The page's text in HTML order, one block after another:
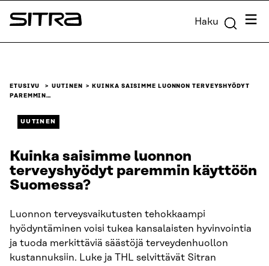
Siirry
suoraan
Sitra Haku
ETUSIVU UUTINEN
KUINKA SAISIMME LUONNON TERVEYSHYÖDYT
PAREMMIN…
UUTINEN
Kuinka saisimme luonnon
terveyshyödyt paremmin käyttöön
Suomessa?
Luonnon terveysvaikutusten tehokkaampi
hyödyntäminen voisi tukea kansalaisten hyvinvointia
ja tuoda merkittäviä säästöjä terveydenhuollon
kustannuksiin. Luke ja THL selvittävät Sitran